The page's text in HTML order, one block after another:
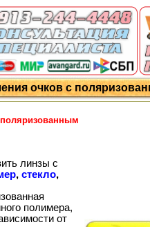
очков с
поляризованным
линзы с
, стекло,
полимера,
от